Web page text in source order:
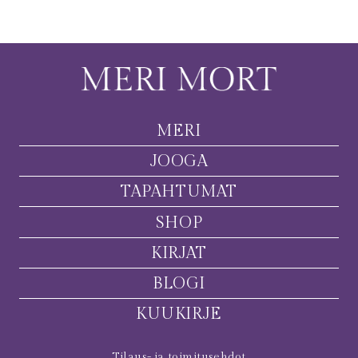
MERI
JOOGA
TAPAHTUMAT
SHOP
KIRJAT
BLOGI
KUUKIRJE